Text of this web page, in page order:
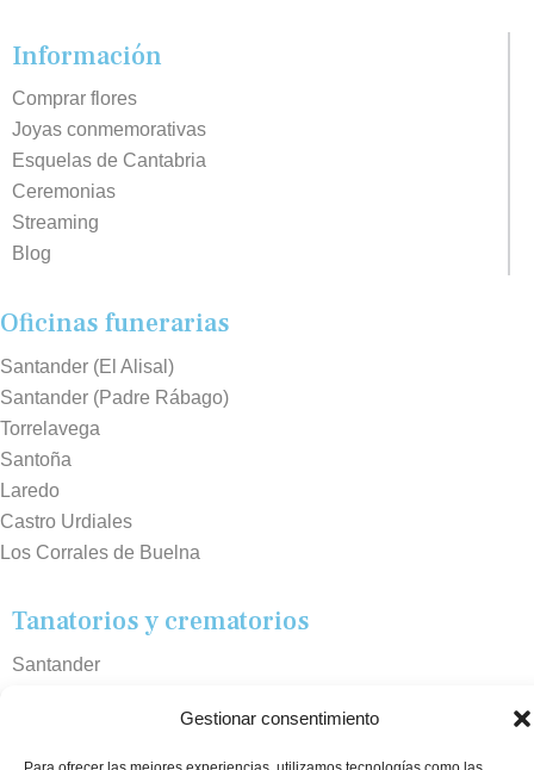
Gestionar consentimiento
Información
Comprar flores
Joyas conmemorativas
Esquelas de Cantabria
Ceremonias
Streaming
Blog
Oficinas funerarias
Santander (El Alisal)
Santander (Padre Rábago)
Torrelavega
Santoña
Laredo
Castro Urdiales
Los Corrales de Buelna
Tanatorios y crematorios
Santander
Real Valle de Cayón
Laredo